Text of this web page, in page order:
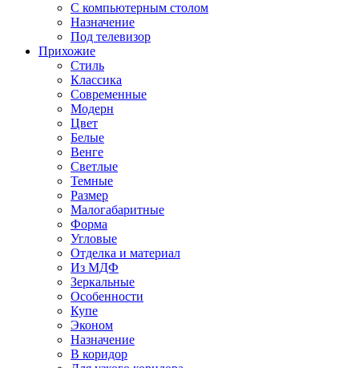
С компьютерным столом
Назначение
Под телевизор
Прихожие
Стиль
Классика
Современные
Модерн
Цвет
Белые
Венге
Светлые
Темные
Размер
Малогабаритные
Форма
Угловые
Отделка и материал
Из МДФ
Зеркальные
Особенности
Купе
Эконом
Назначение
В коридор